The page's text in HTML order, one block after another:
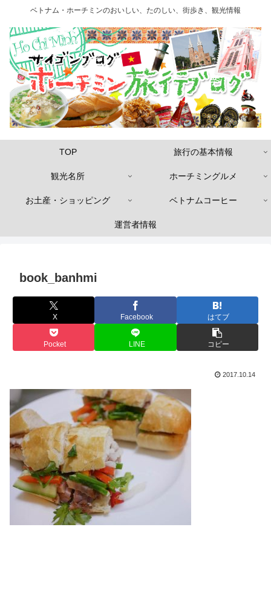
ベトナム・ホーチミンのおいしい、たのしい、街歩き、観光情報
TOP 旅行の基本情報
観光名所 ホーチミングルメ
お土産・ショッピング ベトナムコーヒー
運営者情報
book_banhmi
X Facebook はてブ
Pocket LINE コピー
2017.10.14